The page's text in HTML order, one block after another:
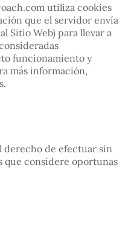
utiliza cookies
que el servidor envía
Sitio Web) para llevar a
funcionamiento y
más información,
.
derecho de efectuar sin
que considere oportunas